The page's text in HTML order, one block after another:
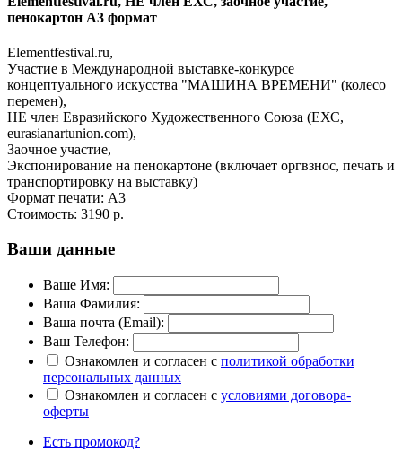
пенокартон А3 формат
Elementfestival.ru,
Участие в Международной выставке-конкурсе
концептуального искусства "МАШИНА ВРЕМЕНИ" (колесо
перемен),
НЕ член Евразийского Художественного Союза (ЕХС,
eurasianartunion.com),
Заочное участие,
Экспонирование на пенокартоне (включает оргвзнос, печать и
транспортировку на выставку)
Формат печати: А3
Стоимость: 3190 р.
Ваши данные
Ваше Имя:
Ваша Фамилия:
Ваша почта (Email):
Ваш Телефон:
Ознакомлен и согласен с политикой обработки
персональных данных
Ознакомлен и согласен с условиями договора-
оферты
Есть промокод?